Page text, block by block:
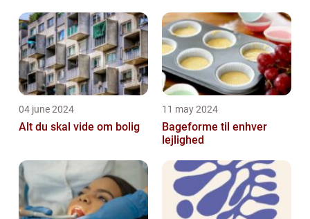
04 june 2024
Alt du skal vide om bolig
11 may 2024
Bageforme til enhver
lejlighed